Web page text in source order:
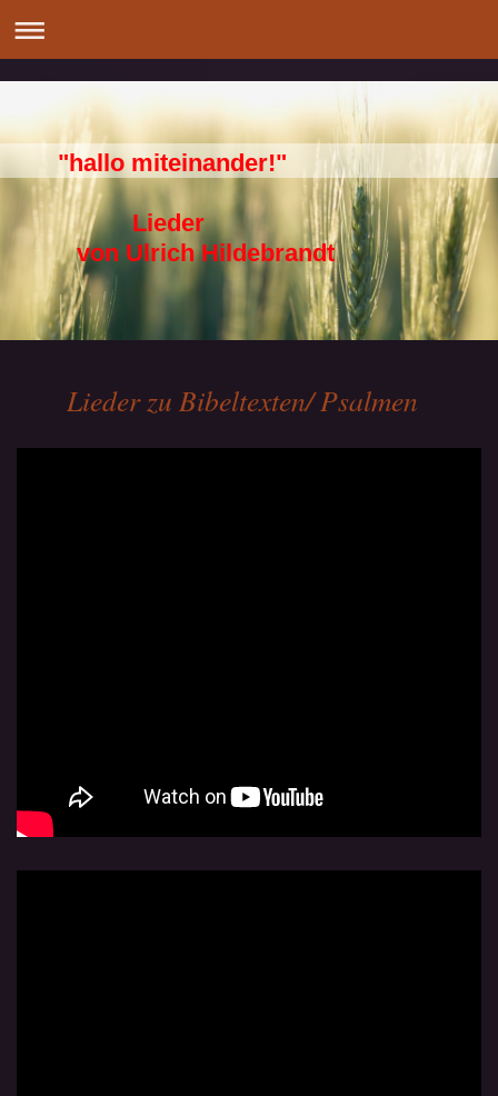
"hallo miteinander!"
Lieder
von Ulrich Hildebrandt
Lieder zu Bibeltexten/ Psalmen